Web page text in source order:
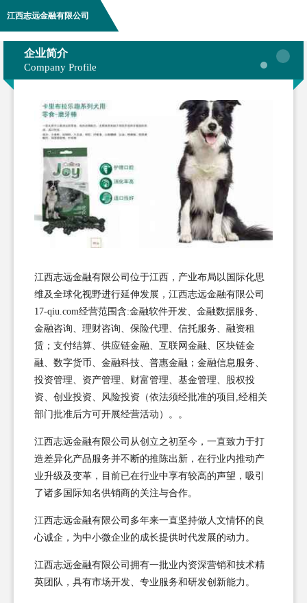
江西志远金融有限公司
企业简介
Company Profile
江西志远金融有限公司位于江西，产业布局以国际化思
维及全球化视野进行延伸发展，江西志远金融有限公司
17-qiu.com经营范围含:金融软件开发、金融数据服务、
金融咨询、理财咨询、保险代理、信托服务、融资租
赁；支付结算、供应链金融、互联网金融、区块链金
融、数字货币、金融科技、普惠金融；金融信息服务、
投资管理、资产管理、财富管理、基金管理、股权投
资、创业投资、风险投资（依法须经批准的项目,经相关
部门批准后方可开展经营活动）。。
江西志远金融有限公司从创立之初至今，一直致力于打
造差异化产品服务并不断的推陈出新，在行业内推动产
业升级及变革，目前已在行业中享有较高的声望，吸引
了诸多国际知名供销商的关注与合作。
江西志远金融有限公司多年来一直坚持做人文情怀的良
心诚企，为中小微企业的成长提供时代发展的动力。
江西志远金融有限公司拥有一批业内资深营销和技术精
英团队，具有市场开发、专业服务和研发创新能力。